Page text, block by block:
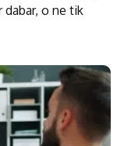
dabar, o ne tik